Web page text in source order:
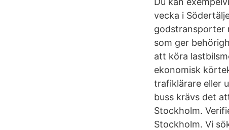
vecka i
godstransporter
som ger
att köra
ekonomisk
trafiklärare eller
buss krävs det
Stockholm.
Stockholm. Vi